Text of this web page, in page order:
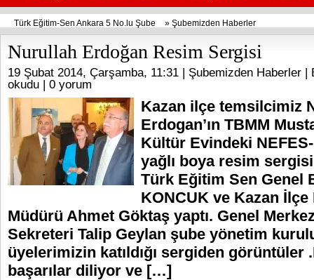
Türk Eğitim-Sen Ankara 5 No.lu Şube » Şubemizden Haberler
Nurullah Erdoğan Resim Sergisi
19 Şubat 2014, Çarşamba, 11:31 | Şubemizden Haberler |
okudu | 0 yorum
Kazan ilçe temsilcimiz
Erdogan’ın TBMM
Kültür Evindeki
yağlı boya resim
Türk Eğitim Sen Genel
KONCUK ve Kazan
Müdürü Ahmet Göktaş yaptı. Genel
Sekreteri Talip Geylan şube yönetim
üyelerimizin katıldığı sergiden görüntüler
başarılar diliyor ve […]